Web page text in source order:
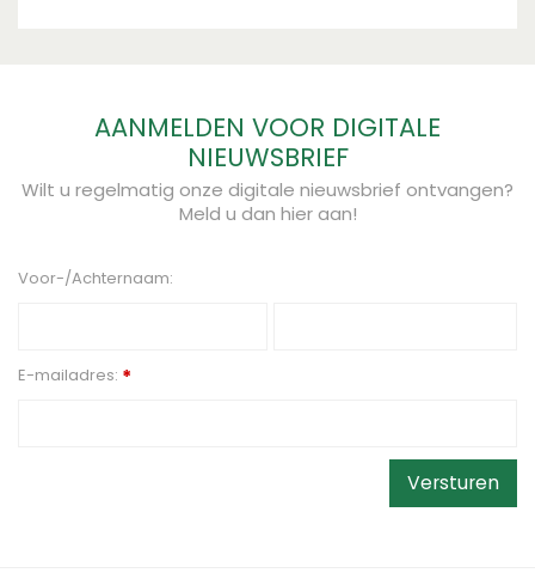
AANMELDEN VOOR DIGITALE
NIEUWSBRIEF
Wilt u regelmatig onze digitale nieuwsbrief ontvangen?
Meld u dan hier aan!
Voor-/Achternaam:
E-mailadres: *